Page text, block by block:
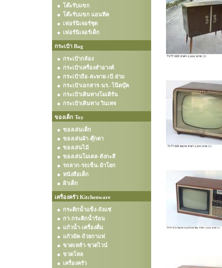
โต๊ะรับแขก
โต๊ะรับแขก แอนทีค
เฟอร์นิเจอร์ชุด
เฟอร์นิเจอร์เด็ก
กระเป๋า Bag
กระเป๋ากล้อง
กระเป๋าเครื่องสำอางค์
กระเป๋าถือ-สะพาย-เป้-ย่าม
กระเป๋าเอกสาร-นร.-โน๊ตบุ๊ค
กระเป๋าเดินทางโมเดิร์น
กระเป๋าเดินทาง วินเทจ
ของเด็ก Toy
ของเล่นเด็ก
ของเล่นผ้า-ตุ๊กตา
ของเล่นไม้
ของเล่นโมเดล-สังกะสี
รถลาก-รถเข็น-ม้าโยก
หนังสือเด็ก
ผ้าเด็ก
เครื่องครัว Kitchenware
กระติกน้ำแข็ง-ถังแช่
กา-กระติกน้ำร้อน
แก้วน้ำ-เครื่องดื่ม
แก้วมัค-ถ้วยกาแฟ
ขวดเหล้า-ขวดไวน์
ขวดโหล
เครื่องครัว